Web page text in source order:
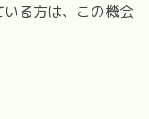
る方は、この機会